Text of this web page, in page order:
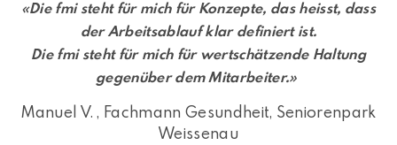
«Die fmi steht für mich für Konzepte, das heisst, dass
der Arbeitsablauf klar definiert ist.
Die fmi steht für mich für wertschätzende Haltung
gegenüber dem Mitarbeiter.»
Manuel V. , Fachmann Gesundheit, Seniorenpark
Weissenau